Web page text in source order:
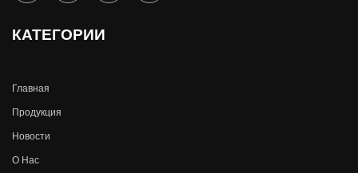
КАТЕГОРИИ
Главная
Продукция
Новости
О Hас